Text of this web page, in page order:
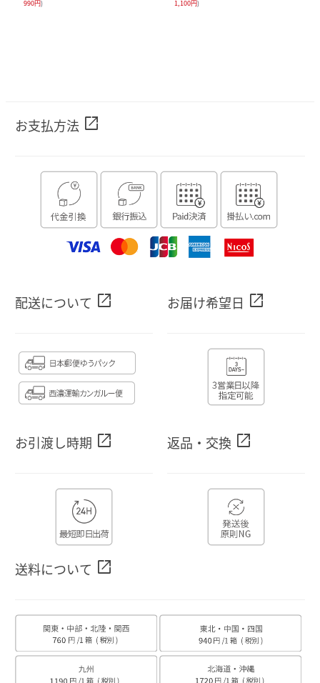
990円)
1,100円)
お支払方法 open_in_new
配送について open_in_new お届け希望日 open_in_new
お引渡し時期 open_in_new 返品・交換 open_in_new
送料について open_in_new